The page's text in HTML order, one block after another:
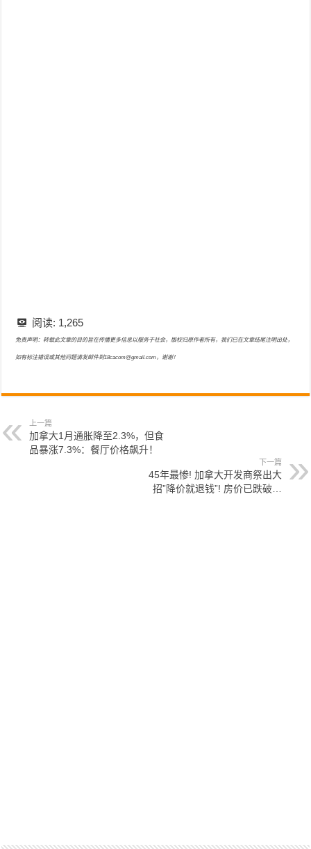
阅读: 1,265
免责声明：转载此文章的目的旨在传播更多信息以服务于社会，版权归原作者所有，我们已在文章结尾注明出处，
如有标注错误或其他问题请发邮件到18cacom@gmail.com，谢谢！
上一篇
加拿大1月通胀降至2.3%，但食
品暴涨7.3%：餐厅价格飙升！
下一篇
45年最惨! 加拿大开发商祭出大
招”降价就退钱”! 房价已跌破…